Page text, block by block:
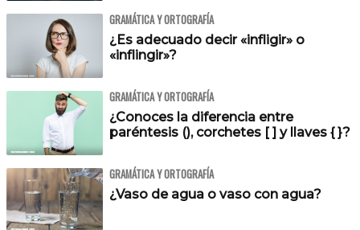
GRAMÁTICA Y ORTOGRAFÍA
¿Es adecuado decir «infligir» o
«inflingir»?
GRAMÁTICA Y ORTOGRAFÍA
¿Conoces la diferencia entre
paréntesis (), corchetes [ ] y llaves { }?
GRAMÁTICA Y ORTOGRAFÍA
¿Vaso de agua o vaso con agua?